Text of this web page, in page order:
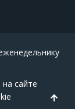
сайте